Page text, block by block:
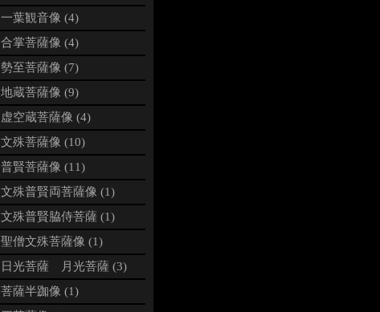
一葉観音像 (4)
合掌菩薩像 (4)
勢至菩薩像 (7)
地蔵菩薩像 (9)
虚空蔵菩薩像 (4)
文殊菩薩像 (10)
普賢菩薩像 (11)
文殊普賢両菩薩像 (1)
文殊普賢脇侍菩薩 (1)
聖僧文殊菩薩像 (1)
日光菩薩 月光菩薩 (3)
菩薩半跏像 (1)